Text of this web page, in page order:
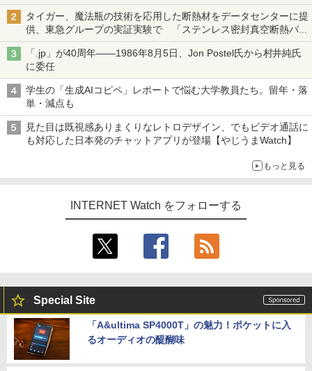
タイガー、魔法瓶の技術を応用した断熱材をデータセンターに提
供、東急グループの実証実験で 「ステンレス密封真空断熱パネ
ル TIVIP」
「.jp」が40周年――1986年8月5日、Jon Postel氏から村井純氏
に委任
学生の「生成AIコピペ」レポートで悩む大学教員たち。留年・落
単・減点も
見た目は既視感ありまくりなレトロデザイン、でもビデオ通話に
も対応した日本発のチャットアプリが登場【やじうまWatch】
もっと見る
INTERNET Watch をフォローする
Special Site
「A&ultima SP4000T」の魅力！ポケットに入
るオーディオの醍醐味